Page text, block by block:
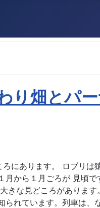
り畑とパ
にあります。 ロブリ
から１月ごろが 見頃
きな見どころがありま
られています。列車は